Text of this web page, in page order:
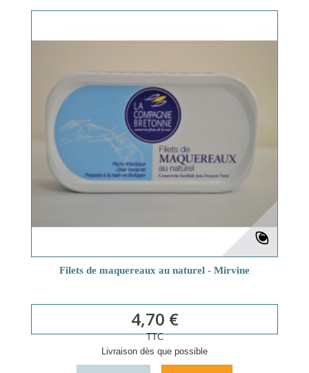
Filets de maquereaux au naturel - Mirvine
4,70 €
TTC
Livraison dès que possible